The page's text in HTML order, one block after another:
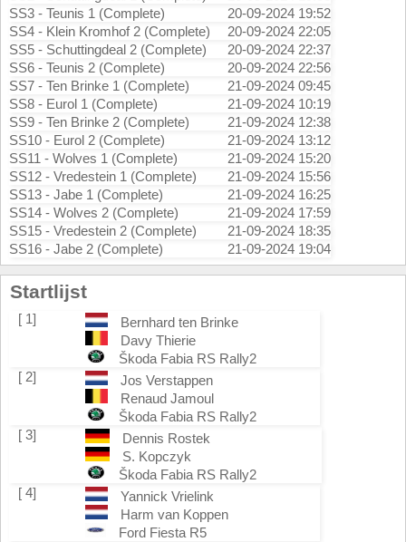
SS3 - Teunis 1 (Complete)
20-09-2024 19:52
SS4 - Klein Kromhof 2 (Complete)
20-09-2024 22:05
SS5 - Schuttingdeal 2 (Complete)
20-09-2024 22:37
SS6 - Teunis 2 (Complete)
20-09-2024 22:56
SS7 - Ten Brinke 1 (Complete)
21-09-2024 09:45
SS8 - Eurol 1 (Complete)
21-09-2024 10:19
SS9 - Ten Brinke 2 (Complete)
21-09-2024 12:38
SS10 - Eurol 2 (Complete)
21-09-2024 13:12
SS11 - Wolves 1 (Complete)
21-09-2024 15:20
SS12 - Vredestein 1 (Complete)
21-09-2024 15:56
SS13 - Jabe 1 (Complete)
21-09-2024 16:25
SS14 - Wolves 2 (Complete)
21-09-2024 17:59
SS15 - Vredestein 2 (Complete)
21-09-2024 18:35
SS16 - Jabe 2 (Complete)
21-09-2024 19:04
Startlijst
[ 1]
Bernhard ten Brinke
Davy Thierie
Škoda Fabia RS Rally2
[ 2]
Jos Verstappen
Renaud Jamoul
Škoda Fabia RS Rally2
[ 3]
Dennis Rostek
S. Kopczyk
Škoda Fabia RS Rally2
[ 4]
Yannick Vrielink
Harm van Koppen
Ford Fiesta R5